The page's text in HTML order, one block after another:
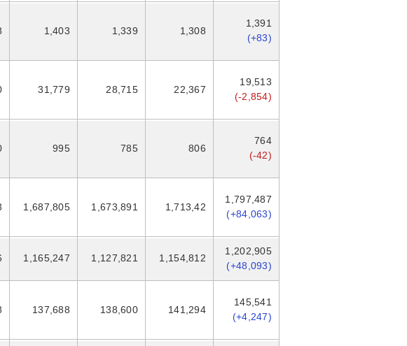
1,403 1,339 1,308
1,391
(+83)
31,779 28,715 22,367
19,513
(-2,854)
995 785 806
764
(-42)
1,687,805 1,673,891 1,713,42
1,797,487
(+84,063)
1,165,247 1,127,821 1,154,812
1,202,905
(+48,093)
137,688 138,600 141,294
145,541
(+4,247)